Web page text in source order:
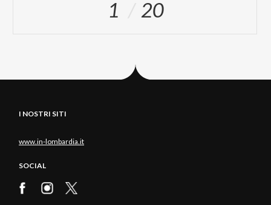
1 20
I NOSTRI SITI
www.in-lombardia.it
SOCIAL